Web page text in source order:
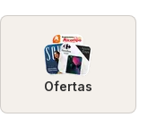
Ofertas